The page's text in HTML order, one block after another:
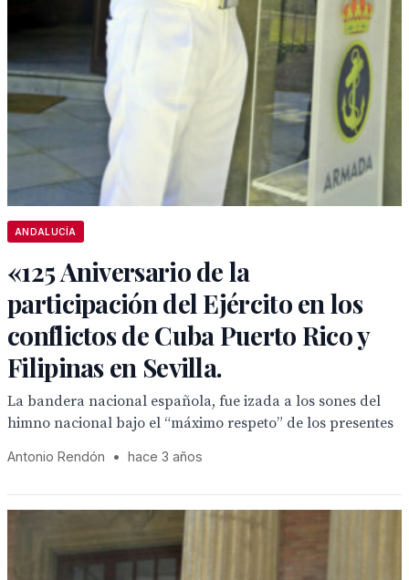
ANDALUCÍA
«125 Aniversario de la
participación del Ejército en los
conflictos de Cuba Puerto Rico y
Filipinas en Sevilla.
La bandera nacional española, fue izada a los sones del
himno nacional bajo el “máximo respeto” de los presentes
Antonio Rendón • hace 3 años